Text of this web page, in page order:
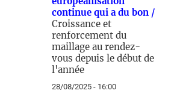
continue qui a du bon /
Croissance et
renforcement du
maillage au rendez-
vous depuis le début de
l'année
28/08/2025 - 16:00